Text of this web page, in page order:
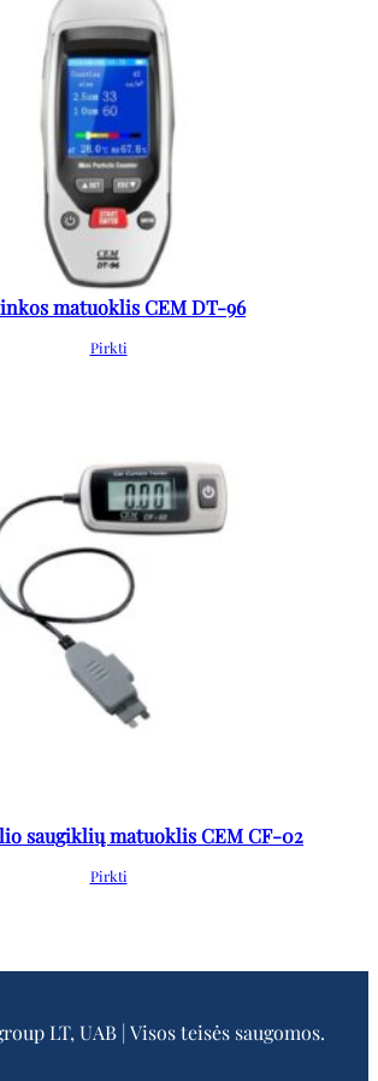
matuoklis CEM DT-96
Pirkti
saugiklių matuoklis CEM CF-02
Pirkti
LT, UAB | Visos teisės saugomos.